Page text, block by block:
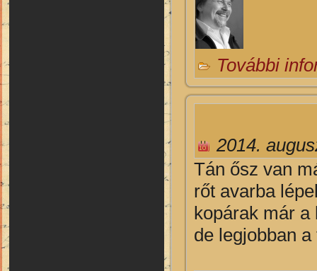
További
2014.
Tán ősz van
rőt avarba
kopárak már a
de legjobban